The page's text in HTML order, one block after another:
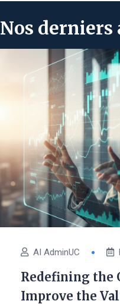
Nos
AI AdminUC
Redefining the
Improve the